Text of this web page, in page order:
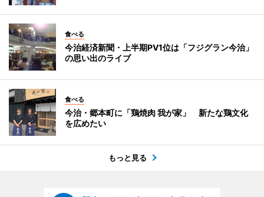
食べる
今治経済新聞・上半期PV1位は「フジグラン今治」
の思い出のライブ
食べる
今治・郷本町に「鶏焼肉 我が家」 新たな鶏文化
を広めたい
もっと見る